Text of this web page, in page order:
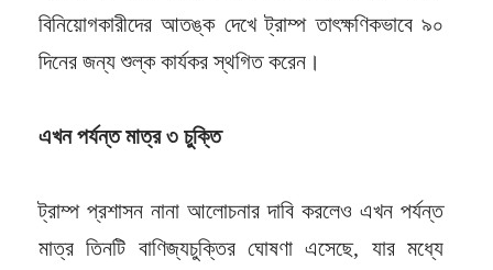
বিনিয়োগকারীদের আতঙ্ক দেখে ট্রাম্প তাৎক্ষণিকভাবে ৯০
দিনের জন্য শুল্ক কার্যকর স্থগিত করেন।
এখন পর্যন্ত মাত্র ৩ চুক্তি
ট্রাম্প প্রশাসন নানা আলোচনার দাবি করলেও এখন পর্যন্ত
মাত্র তিনটি বাণিজ্যচুক্তির ঘোষণা এসেছে, যার মধ্যে